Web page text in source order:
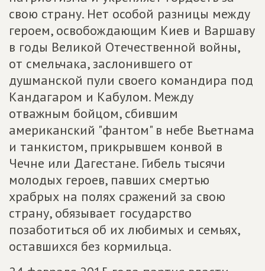
свою страну. Нет особой разницы между
героем, освобождающим Киев и Варшаву
в годы Великой Отечественной войны,
от смельчака, заслонившего от
душманской пули своего командира под
Кандагаром и Кабулом. Между
отважным бойцом, сбившим
американский "фантом" в небе Вьетнама
и танкистом, прикрывшем конвой в
Чечне или Дагестане. Гибель тысячи
молодых героев, павших смертью
храбрых на полях сражений за свою
страну, обязывает государство
позаботиться об их любимых и семьях,
оставшихся без кормильца.